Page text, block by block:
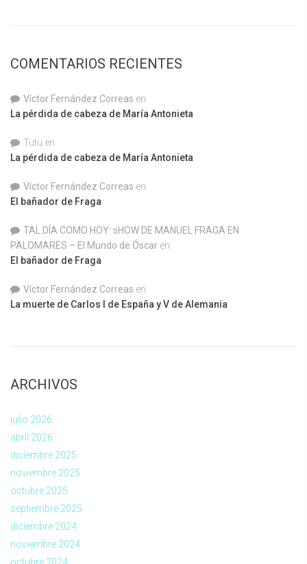
COMENTARIOS RECIENTES
Víctor Fernández Correas en
La pérdida de cabeza de María Antonieta
Tutu en
La pérdida de cabeza de María Antonieta
Víctor Fernández Correas en
El bañador de Fraga
TAL DÍA COMO HOY: sHOW DE MANUEL FRAGA EN
PALOMARES – El Mundo de Óscar en
El bañador de Fraga
Víctor Fernández Correas en
La muerte de Carlos I de España y V de Alemania
ARCHIVOS
julio 2026
abril 2026
diciembre 2025
noviembre 2025
octubre 2025
septiembre 2025
diciembre 2024
noviembre 2024